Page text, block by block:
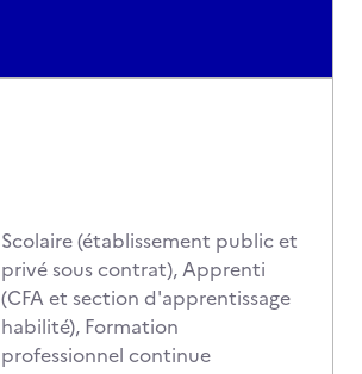
Scolaire (établissement public et
privé sous contrat), Apprenti
(CFA et section d'apprentissage
habilité), Formation
professionnel continue